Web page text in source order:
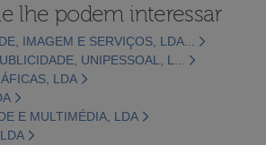
lhe podem interessar
IMAGEM E SERVIÇOS, LDA...
UNIPESSOAL, L...
LDA
E MULTIMÉDIA, LDA